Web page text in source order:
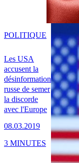
Les USA
accusent la
désinformation
russe de semer
la discorde
avec l'Europe
08.03.2019
POLITIQUE
3 MINUTES